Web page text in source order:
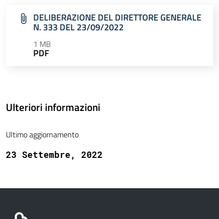
DELIBERAZIONE DEL DIRETTORE GENERALE
N. 333 DEL 23/09/2022
1 MB
PDF
Ulteriori informazioni
Ultimo aggiornamento
23 Settembre, 2022